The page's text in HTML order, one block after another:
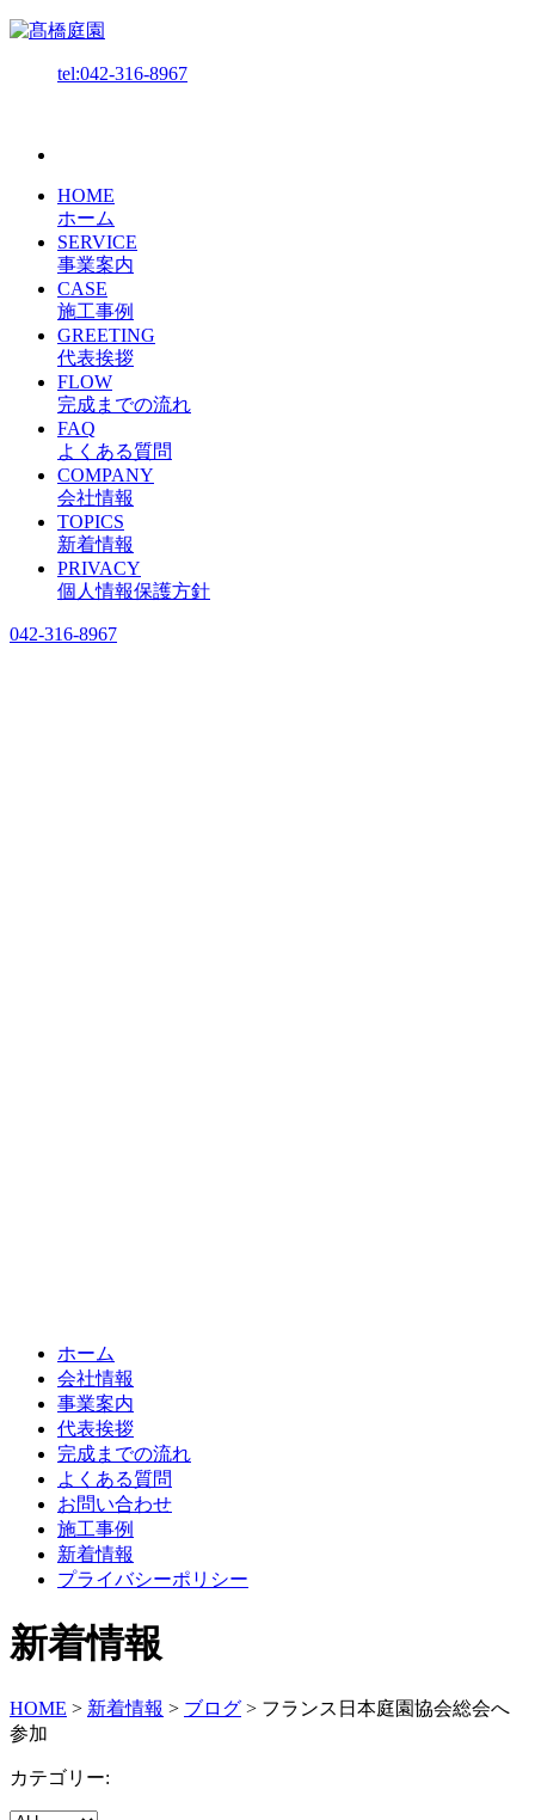
tel:042-316-8967
HOME
ホーム
SERVICE
事業案内
CASE
施工事例
GREETING
代表挨拶
FLOW
完成までの流れ
FAQ
よくある質問
COMPANY
会社情報
TOPICS
新着情報
PRIVACY
個人情報保護方針
042-316-8967
ホーム
会社情報
事業案内
代表挨拶
完成までの流れ
よくある質問
お問い合わせ
施工事例
新着情報
プライバシーポリシー
新着情報
HOME > 新着情報 > ブログ > フランス日本庭園協会総会へ
参加
カテゴリー: